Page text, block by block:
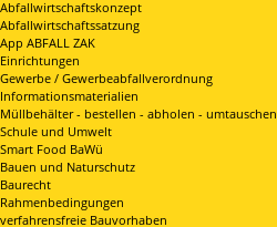
Abfallwirtschaftskonzept
Abfallwirtschaftssatzung
App ABFALL ZAK
Einrichtungen
Gewerbe / Gewerbeabfallverordnung
Informationsmaterialien
Müllbehälter - bestellen - abholen - umtauschen
Schule und Umwelt
Smart Food BaWü
Bauen und Naturschutz
Baurecht
Rahmenbedingungen
verfahrensfreie Bauvorhaben